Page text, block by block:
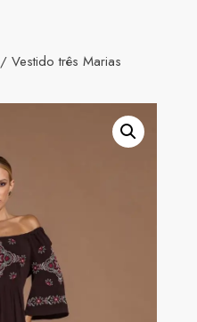
/ Vestido três Marias